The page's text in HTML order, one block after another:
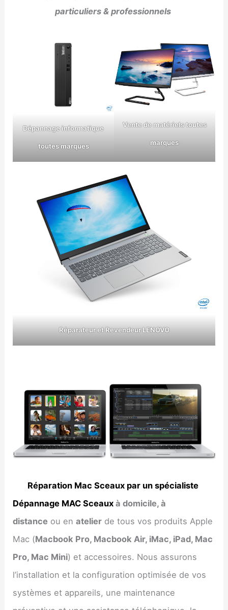
particuliers & professionnels
Dépannage informatique
toutes marques
Vente de matériels toutes
marques
Réparateur et Revendeur LENOVO
Réparation Mac Sceaux par un spécialiste
Dépannage MAC Sceaux à domicile, à
distance ou enatelier de tous vos produits Apple
Mac (Macbook Pro, Macbook Air, iMac, iPad, Mac
Pro, Mac Mini) et accessoires. Nous assurons
l’installation et la configuration optimisée de vos
systèmes et appareils, une maintenance